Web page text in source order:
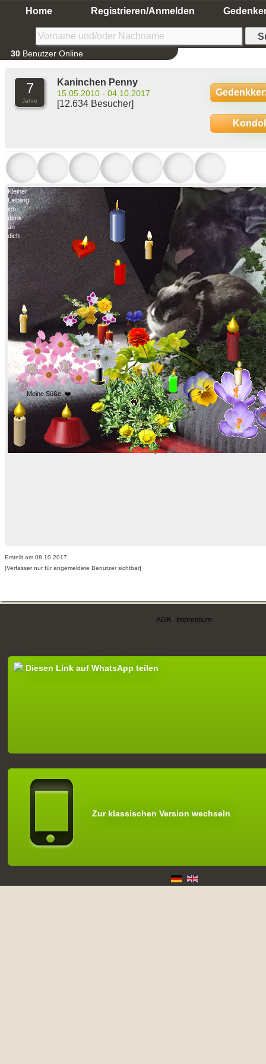
Home Registrieren/Anmelden
30 Benutzer Online
7
Jahre
Kaninchen Penny
15.05.2010 - 04.10.2017
[12.634 Besucher]
Meine Süße, ❤️
Kleiner
Liebling
ich
denk
an
dich
Erstellt am 08.10.2017,
[Verfasser nur für angemeldete Benutzer sichtbar]
AGB Impressum
Diesen Link auf WhatsApp teilen
Zur klassischen Version wechseln